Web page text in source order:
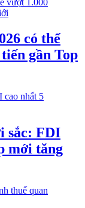
có thể
gần Top
sắc: FDI
mới tăng